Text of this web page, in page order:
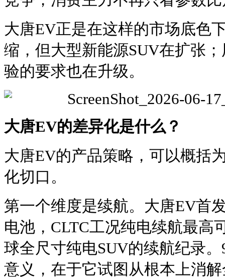
大唐EV正是在这样的市场底色
缩，但大型新能源SUV在扩张
验的要求也在升级。
大唐EV的差异化是什么？
大唐EV的产品策略，可以概括
化切口。
第一个维度是续航。大唐EV首
电池，CLTC工况纯电续航最高
球全尺寸纯电SUV的续航纪录
意义，在于它试图从根本上消